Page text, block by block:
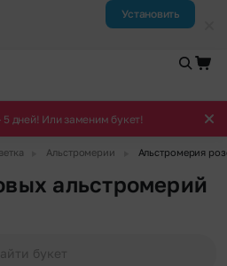
Установить
5 дней! Или заменим букет!
Альстромерии Альстромерия
альстромерий
букет